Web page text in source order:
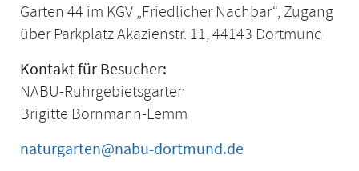
Garten 44 im KGV „Friedlicher Nachbar“, Zugang
über Parkplatz Akazienstr. 11, 44143 Dortmund
Kontakt für Besucher:
NABU-Ruhrgebietsgarten
Brigitte Bornmann-Lemm
naturgarten@nabu-dortmund.de